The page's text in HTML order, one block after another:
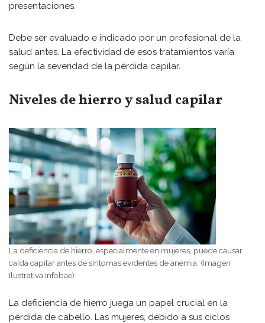
presentaciones.
Debe ser evaluado e indicado por un profesional de la
salud antes. La efectividad de esos tratamientos varía
según la severidad de la pérdida capilar.
Niveles de hierro y salud capilar
La deficiencia de hierro, especialmente en mujeres, puede causar
caída capilar antes de síntomas evidentes de anemia. (Imagen
Ilustrativa Infobae)
La deficiencia de hierro juega un papel crucial en la
pérdida de cabello. Las mujeres, debido a sus ciclos